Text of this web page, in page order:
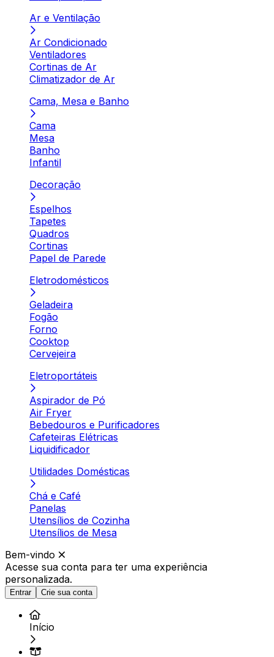
Ar e Ventilação
Ar Condicionado
Ventiladores
Cortinas de Ar
Climatizador de Ar
Cama, Mesa e Banho
Cama
Mesa
Banho
Infantil
Decoração
Espelhos
Tapetes
Quadros
Cortinas
Papel de Parede
Eletrodomésticos
Geladeira
Fogão
Forno
Cooktop
Cervejeira
Eletroportáteis
Aspirador de Pó
Air Fryer
Bebedouros e Purificadores
Cafeteiras Elétricas
Liquidificador
Utilidades Domésticas
Chá e Café
Panelas
Utensílios de Cozinha
Utensílios de Mesa
Bem-vindo
Acesse sua conta para ter uma experiência
personalizada.
Entrar Crie sua conta
Início